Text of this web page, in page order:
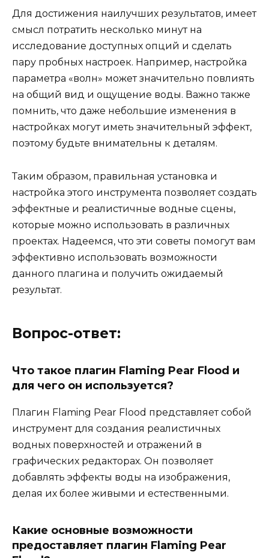
Для достижения наилучших результатов, имеет
смысл потратить несколько минут на
исследование доступных опций и сделать
пару пробных настроек. Например, настройка
параметра «волн» может значительно повлиять
на общий вид и ощущение воды. Важно также
помнить, что даже небольшие изменения в
настройках могут иметь значительный эффект,
поэтому будьте внимательны к деталям.
Таким образом, правильная установка и
настройка этого инструмента позволяет создать
эффектные и реалистичные водные сцены,
которые можно использовать в различных
проектах. Надеемся, что эти советы помогут вам
эффективно использовать возможности
данного плагина и получить ожидаемый
результат.
Вопрос-ответ:
Что такое плагин Flaming Pear Flood и
для чего он используется?
Плагин Flaming Pear Flood представляет собой
инструмент для создания реалистичных
водных поверхностей и отражений в
графических редакторах. Он позволяет
добавлять эффекты воды на изображения,
делая их более живыми и естественными.
Какие основные возможности
предоставляет плагин Flaming Pear